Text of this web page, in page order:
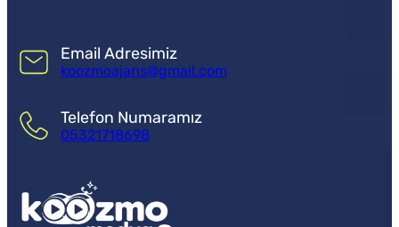
Email Adresimiz
koozmoajans@gmail.com
Telefon Numaramız
05321718698